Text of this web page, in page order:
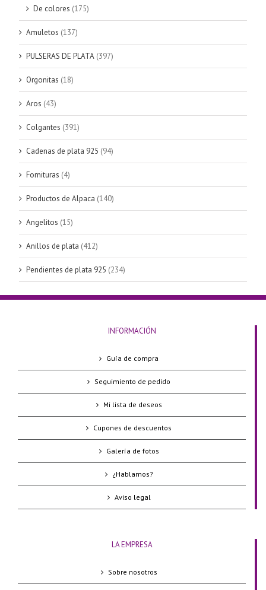
De colores (175)
Amuletos (137)
PULSERAS DE PLATA (397)
Orgonitas (18)
Aros (43)
Colgantes (391)
Cadenas de plata 925 (94)
Fornituras (4)
Productos de Alpaca (140)
Angelitos (15)
Anillos de plata (412)
Pendientes de plata 925 (234)
INFORMACIÓN
Guía de compra
Seguimiento de pedido
Mi lista de deseos
Cupones de descuentos
Galería de fotos
¿Hablamos?
Aviso legal
LA EMPRESA
Sobre nosotros